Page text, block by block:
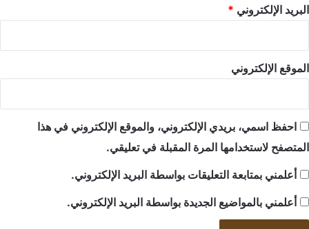
البريد الإلكتروني *
الموقع الإلكتروني
احفظ اسمي، بريدي الإلكتروني، والموقع الإلكتروني في هذا
المتصفح لاستخدامها المرة المقبلة في تعليقي.
أعلمني بمتابعة التعليقات بواسطة البريد الإلكتروني.
أعلمني بالمواضيع الجديدة بواسطة البريد الإلكتروني.